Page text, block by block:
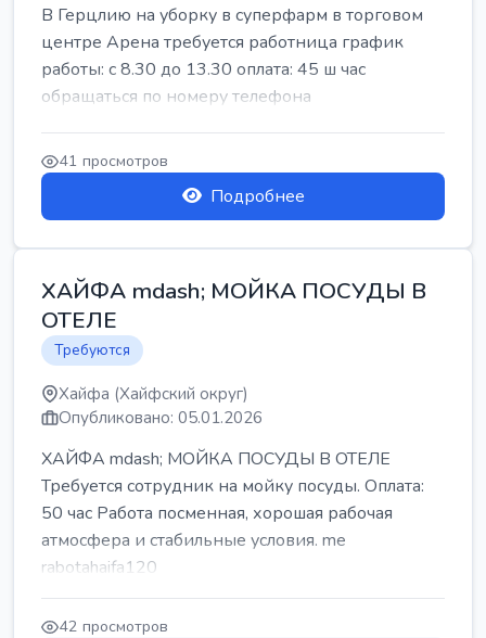
В Герцлию на уборку в суперфарм в торговом
центре Арена требуется работница график
работы: с 8.30 до 13.30 оплата: 45 ш час
обращаться по номеру телефона
41 просмотров
Подробнее
ХАЙФА mdash; МОЙКА ПОСУДЫ В
ОТЕЛЕ
Требуются
Хайфа (Хайфский округ)
Опубликовано: 05.01.2026
ХАЙФА mdash; МОЙКА ПОСУДЫ В ОТЕЛЕ
Требуется сотрудник на мойку посуды. Оплата:
50 час Работа посменная, хорошая рабочая
атмосфера и стабильные условия. me
rabotahaifa120
42 просмотров